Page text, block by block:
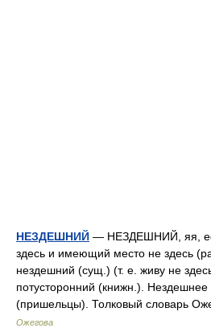
НЕЗДЕШНИЙ — НЕЗДЕШНИЙ, яя,
здесь и имеющий место не здесь
нездешний (сущ.) (т. е. живу не
потусторонний (книжн.).
(пришельцы). Толковый словарь
Ожегова